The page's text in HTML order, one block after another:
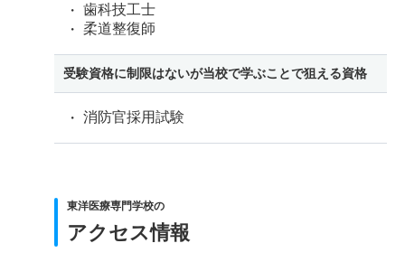
歯科技工士
柔道整復師
受験資格に制限はないが当校で学ぶことで狙える資格
消防官採用試験
東洋医療専門学校の
アクセス情報